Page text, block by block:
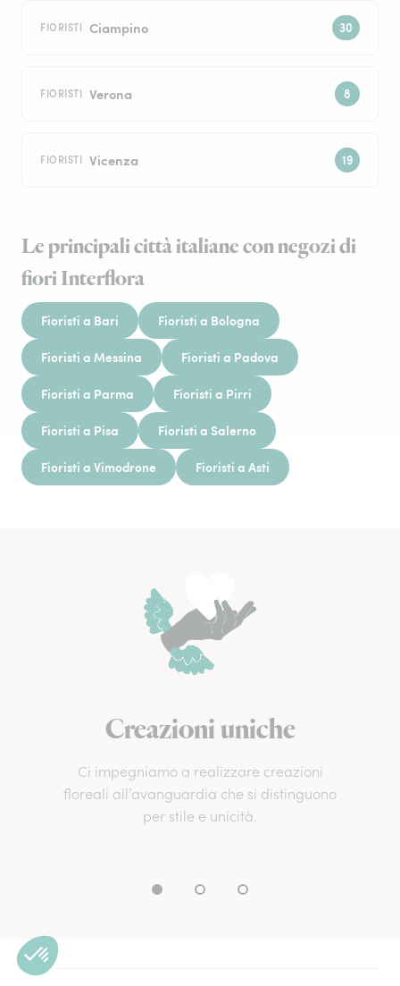
FIORISTI Ciampino
FIORISTI Verona
FIORISTI Vicenza
Le principali città italiane con negozi di
fiori Interflora
Fioristi a Bari Fioristi a Bologna
Fioristi a Messina Fioristi a Padova
Fioristi a Parma Fioristi a Pirri
Fioristi a Pisa Fioristi a Salerno
Fioristi a Vimodrone Fioristi a Asti
Creazioni uniche
Ci impegniamo a realizzare creazioni
floreali all’avanguardia che si distinguono
per stile e unicità.